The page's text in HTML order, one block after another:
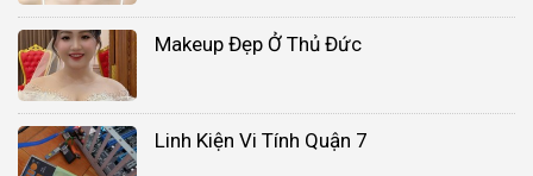
Makeup Đẹp Ở Thủ Đức
Linh Kiện Vi Tính Quận 7